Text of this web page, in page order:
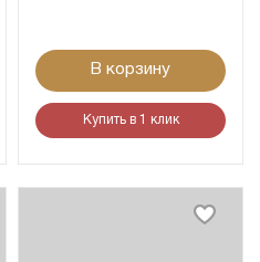
В корзину
Купить в 1 клик